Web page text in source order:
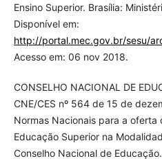
Ensino Superior. Brasília:
Disponível em:
http://portal.mec.gov.br/sesu/
Acesso em: 06 nov 2018.
CONSELHO NACIONAL DE
CNE/CES nº 564 de 15 de
Normas Nacionais para a oferta
Educação Superior na
Conselho Nacional de